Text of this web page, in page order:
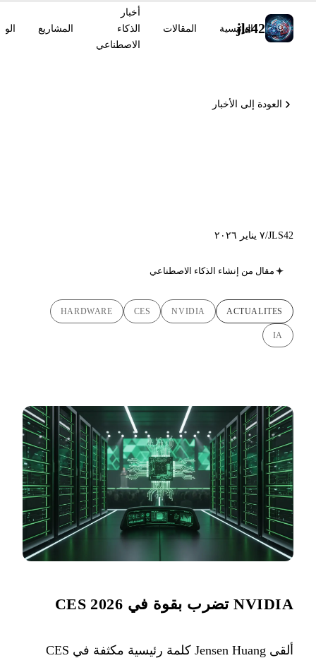
jls42
الرئيسية المقالات
أخبار
الذكاء
الاصطناعي
المشاريع
العودة إلى الأخبار
JLS42
/٧ يناير ٢٠٢٦
مقال من إنشاء الذكاء الاصطناعي
ACTUALITES
NVIDIA
CES
HARDWARE
IA
NVIDIA تضرب بقوة في CES 2026
ألقى Jensen Huang كلمة رئيسية مكثفة في CES